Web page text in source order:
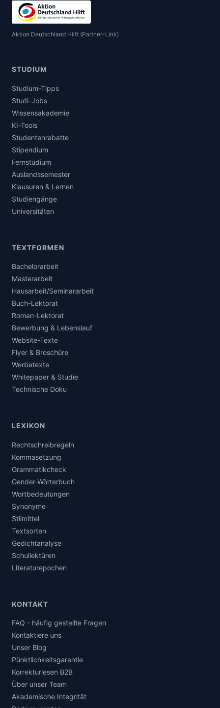
Aktion Deutschland Hilft (Partner-Link)
STUDIUM
Studium-Tipps
Studi-Jobs
Wissensakademie
KI-Tools
Studentenrabatte
Stipendium
Fernstudium
Auslandssemester
Klausuren & Lernen
Studiengänge
Universitäten
TEXTFORMEN
Bachelorarbeit
Masterarbeit
Hausarbeit/Seminararbeit
Buch-Lektorat
Roman-Lektorat
Bewerbung & Lebenslauf
Website-Texte
Flyer & Broschüre
Werbetexte
Whitepaper & Studie
Technische Doku
LEXIKON
Rechtschreibregeln
Kommasetzung
Grammatikcheck
Gender-Wörterbuch
Wortbedeutungen
Synonyme
Stilmittel
Textsorten
Gedichtanalyse
Schullektüren
Literaturepochen
KONTAKT
FAQ - häufig gestellte Fragen
Kontaktiere uns
Unser Blog
Pünktlichkeitsgarantie
Korrekturlesen B2B
Über unser Team
Akademische Integrität